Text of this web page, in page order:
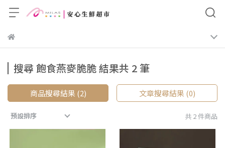
搜尋 飽食燕麥脆脆 結果共 2 筆
商品搜尋結果 (2) 文章搜尋結果 (0)
預設排序 共 2 件商品